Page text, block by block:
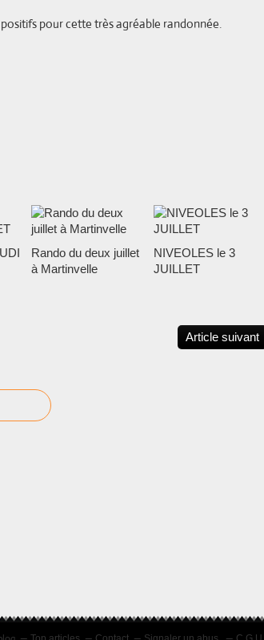
pour cette très agréable randonnée.
Rando du deux juillet
à Martinvelle
NIVEOLES le 3
JUILLET
Article suivant